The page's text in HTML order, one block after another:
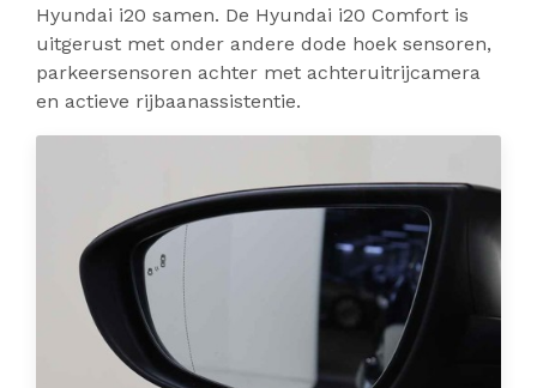
Hyundai i20 samen. De Hyundai i20 Comfort is
uitgerust met onder andere dode hoek sensoren,
parkeersensoren achter met achteruitrijcamera
en actieve rijbaanassistentie.